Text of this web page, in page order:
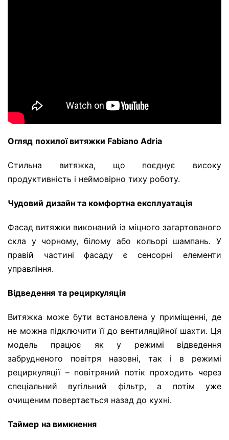
Огляд похилої витяжки Fabiano Adria
Стильна витяжка, що поєднує високу
продуктивність і неймовірно тиху роботу.
Чудовий дизайн та комфортна експлуатація
Фасад витяжки виконаний із міцного загартованого
скла у чорному, білому або кольорі шампань. У
правій частині фасаду є сенсорні елементи
управління.
Відведення та рециркуляція
Витяжка може бути встановлена у приміщенні, де
не можна підключити її до вентиляційної шахти. Ця
модель працює як у режимі відведення
забрудненого повітря назовні, так і в режимі
рециркуляції – повітряний потік проходить через
спеціальний вугільний фільтр, а потім уже
очищеним повертається назад до кухні.
Таймер на вимкнення